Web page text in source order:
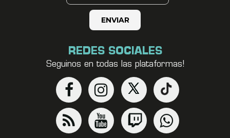
REDES SOCIALES
Seguinos en todas las plataformas!